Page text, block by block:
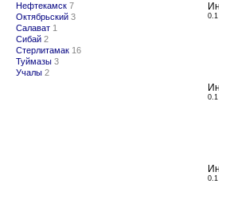
Нефтекамск 7
Октябрьский 3
Салават 1
Сибай 2
Стерлитамак 16
Туймазы 3
Учалы 2
0.1
0.1
0.1